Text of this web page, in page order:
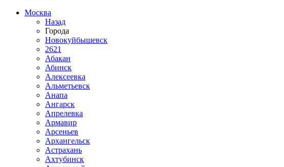
Москва
Назад
Города
Новокуйбышевск
2621
Абакан
Абинск
Алексеевка
Альметьевск
Анапа
Ангарск
Апрелевка
Армавир
Арсеньев
Архангельск
Астрахань
Ахтубинск